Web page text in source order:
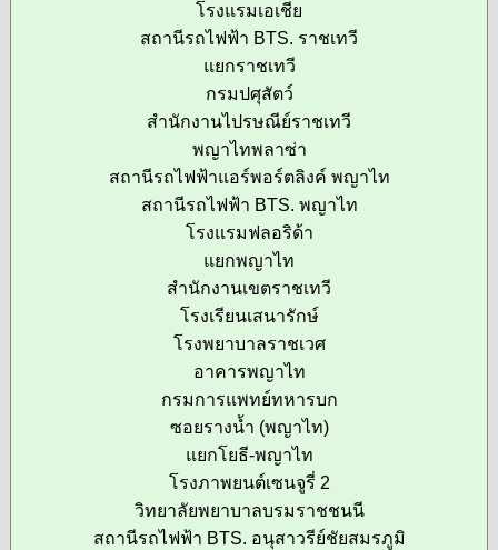
โรงแรมเอเชีย
สถานีรถไฟฟ้า BTS. ราชเทวี
แยกราชเทวี
กรมปศุสัตว์
สำนักงานไปรษณีย์ราชเทวี
พญาไทพลาซ่า
สถานีรถไฟฟ้าแอร์พอร์ตลิงค์ พญาไท
สถานีรถไฟฟ้า BTS. พญาไท
โรงแรมฟลอริด้า
แยกพญาไท
สำนักงานเขตราชเทวี
โรงเรียนเสนารักษ์
โรงพยาบาลราชเวศ
อาคารพญาไท
กรมการแพทย์ทหารบก
ซอยรางน้ำ (พญาไท)
แยกโยธี-พญาไท
โรงภาพยนต์เซนจูรี่ 2
วิทยาลัยพยาบาลบรมราชชนนี
สถานีรถไฟฟ้า BTS. อนุสาวรีย์ชัยสมรภูมิ